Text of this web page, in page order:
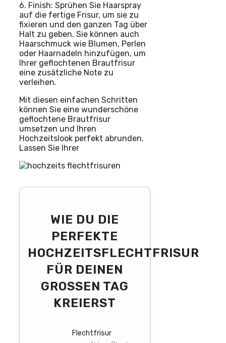
6. Finish: Sprühen Sie Haarspray
auf die fertige Frisur, um sie zu
fixieren und den ganzen Tag über
Halt zu geben. Sie können auch
Haarschmuck wie Blumen, Perlen
oder Haarnadeln hinzufügen, um
Ihrer geflochtenen Brautfrisur
eine zusätzliche Note zu
verleihen.
Mit diesen einfachen Schritten
können Sie eine wunderschöne
geflochtene Brautfrisur
umsetzen und Ihren
Hochzeitslook perfekt abrunden.
Lassen Sie Ihrer
WIE DU DIE
PERFEKTE
HOCHZEITSFLECHTFRISUR
FÜR DEINEN
GROSSEN TAG K
REIERST
Flechtfrisur